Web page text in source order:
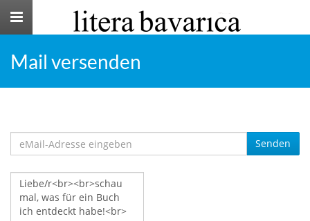
Toggle
Mail versenden
Senden